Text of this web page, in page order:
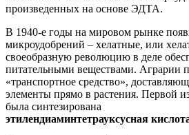
произведенных на основе ЭДТА.
В 1940-е годы на мировом рынке
микроудобрений – хелатные, или
своеобразную революцию в деле
питательными веществами. Аграрии
«транспортное средство»,
элементы прямо в растения. Первой
была синтезирована
этилендиаминтетрауксусная